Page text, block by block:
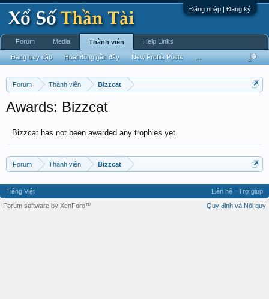
Đăng nhập | Đăng ký
Forum Thành viên Bizzcat
Awards: Bizzcat
Bizzcat has not been awarded any trophies yet.
Forum Thành viên Bizzcat
Forum Media Thành viên
Đang truy cập Hoạt động gần đây New Profile Posts
Help Links
Tiếng Việt Liên hệ
Trợ giúp
Quy định và Nội quy
Forum software by XenForo™